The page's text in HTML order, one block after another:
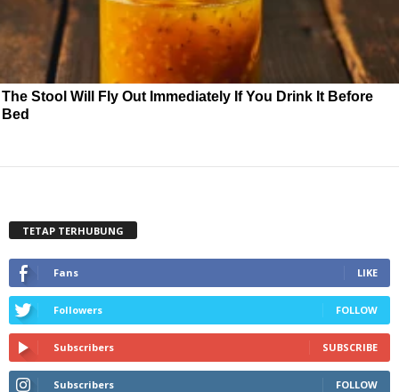
The Stool Will Fly Out Immediately If You Drink It Before
Bed
TETAP TERHUBUNG
Fans LIKE
Followers FOLLOW
Subscribers SUBSCRIBE
Subscribers FOLLOW